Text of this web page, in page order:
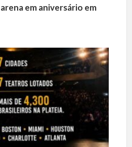
em aniversário em